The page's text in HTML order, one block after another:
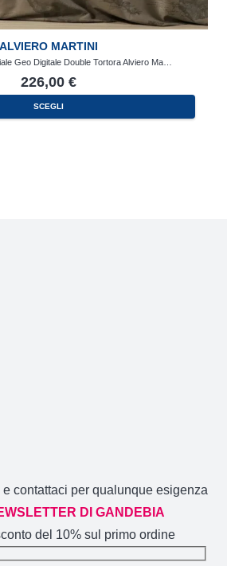
ALVIERO MARTINI
Geo Digitale Double Tortora Alviero Ma…
226,00 €
SCEGLI
contattaci per qualunque esigenza
DI GANDEBIA
del 10% sul primo ordine